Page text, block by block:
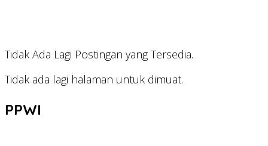
Tidak Ada Lagi Postingan yang Tersedia.
Tidak ada lagi halaman untuk dimuat.
PPWI